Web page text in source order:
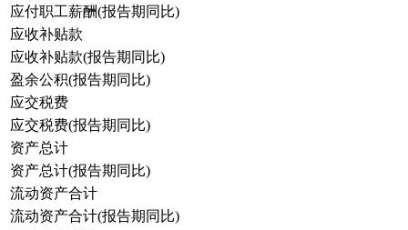
应付职工薪酬(报告期同比)
应收补贴款
应收补贴款(报告期同比)
盈余公积(报告期同比)
应交税费
应交税费(报告期同比)
资产总计
资产总计(报告期同比)
流动资产合计
流动资产合计(报告期同比)